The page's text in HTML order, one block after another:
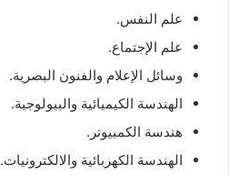
علم النفس.
علم الإجتماع.
وسائل الإعلام والفنون البصرية.
الهندسة الكيميائية والبيولوجية.
هندسة الكمبيوتر.
الهندسة الكهربائية والالكترونيات.